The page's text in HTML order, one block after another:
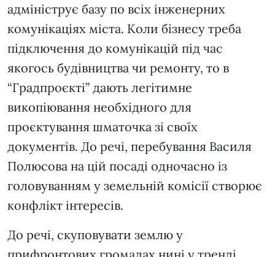
адмініструє базу по всіх інженерних
комунікаціях міста. Коли бізнесу треба
підключення до комунікацій під час
якогось будівництва чи ремонту, то в
“Градпроєкті” дають легітимне
викопіювання необхідного для
проєктування шматочка зі своїх
документів. До речі, перебування Василя
Полюсова на цій посаді одночасно із
головуванням у земельній комісії створює
конфлікт інтересів.
До речі, скуповувати землю у